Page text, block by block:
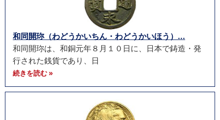
和同開珎（わどうかいちん・わどうかいほう）...
和同開珎は、和銅元年８月１０日に、日本で鋳造・発
行された銭貨であり、日
続きを読む »